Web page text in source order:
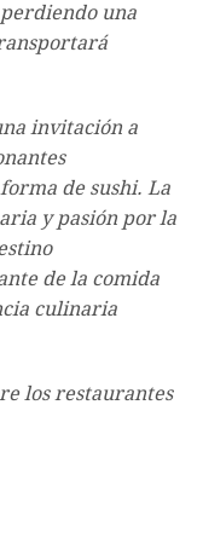
una
invitación a
de sushi. La
y pasión por la
de la comida
culinaria
los restaurantes